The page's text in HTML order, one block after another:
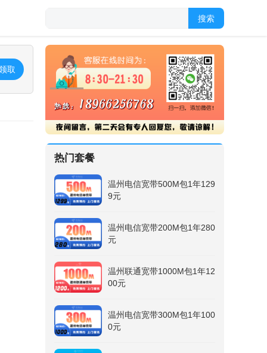
搜索
取
热门套餐
温州电信宽带500M包1年129
9元
温州电信宽带200M包1年280
元
温州联通宽带1000M包1年12
00元
温州电信宽带300M包1年100
0元